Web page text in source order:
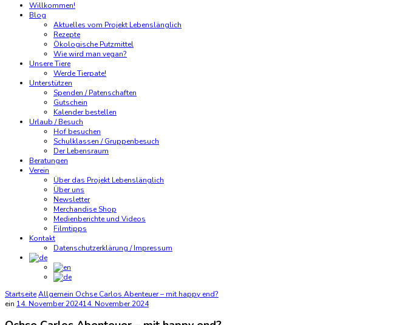
Willkommen!
Blog
Aktuelles vom Projekt Lebenslänglich
Rezepte
Ökologische Putzmittel
Wie wird man vegan?
Unsere Tiere
Werde Tierpate!
Unterstützen
Spenden / Patenschaften
Gutschein
Kalender bestellen
Urlaub / Besuch
Hof besuchen
Schulklassen / Gruppenbesuch
Der Lebensraum
Beratungen
Verein
Über das Projekt Lebenslänglich
Über uns
Newsletter
Merchandise Shop
Medienberichte und Videos
Filmtipps
Kontakt
Datenschutzerklärung / Impressum
StartseiteAllgemein Ochse Carlos Abenteuer – mit happy end?
ein 14. November 202414. November 2024